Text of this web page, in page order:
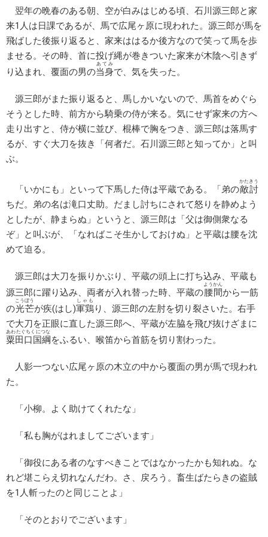
翌年の晩春のある朝、空が白みはじめる頃、石川源三郎と家
来1人は日課であるが、馬で広尾ヶ原に現われた。源三郎が馬を
飛ばした後振り返ると、家来ははるか後方なので笑って馬を歩
ませる。その時、首に投げ縄が巻きついた家来が木陰へ引きず
り込まれ、覆面の男の当身
あてみ
で、気を失った。
源三郎がまた振り返ると、馬しかいないので、馬首をめぐら
そうとした時、前方から騎乗の侍が来る。気にせず家来の方へ
走り出すと、侍が横に並び、棍棒で胸をつき、源三郎は落馬す
るが、すぐ大刀を抜き「何者だ。石川源三郎と知ってか」と叫
ぶ。
「いかにも」といって下馬した侍は平蔵である。「弟の敵討
かたきう
ちだ。弟の名は滝口丈助。だまし討ちにされて怒りを静めよう
としたが、静まらぬ」というと、源三郎は「父は御側衆なる
ぞ」と叫ぶが、「なればこそ生かしておけぬ」と平蔵は腰を沈
めて迫る。
源三郎は大刀を振りかぶり、平蔵の頭上に打ち込み、平蔵も
源三郎に躍り込み、両者が入れ替った時、平蔵の腰間
ようかん
から一筋
の光芒
こうぼう
が疾(はし)軍鶏
しゃも
り、源三郎の左肘を切り裂さいた。右手
で大刀を正眼に直した源三郎へ、平蔵が左脇を飛び抜けざまに
粟田口国綱
あわたぐちくにつな
をふるい、喉笛から首筋を切り割わった。
人影一つない広尾ヶ原の木立の中から覆面の男が馬で現われ
た。
「小柳。よく助けてくれたな」
「私も胸がはれましてございます」
「御役にある者のなすべきことではなかったかも知れぬ。な
れど堪こらえ切れなんだわ。さ、戻ろう。畜生ばたらきの盗賊
を1人斬ったのと同じことよ」
「そのとおりでございます」